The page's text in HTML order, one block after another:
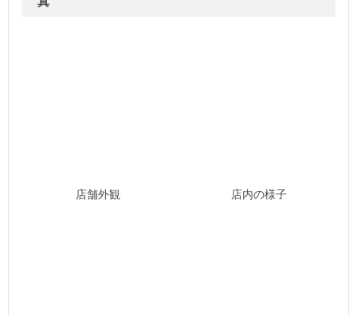
店舗外観 店内の様子